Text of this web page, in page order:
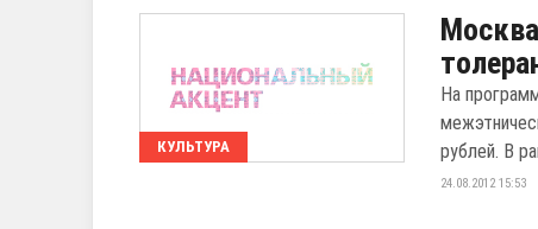
КУЛЬТУРА
На
рублей. В
24.08.2012 15:53